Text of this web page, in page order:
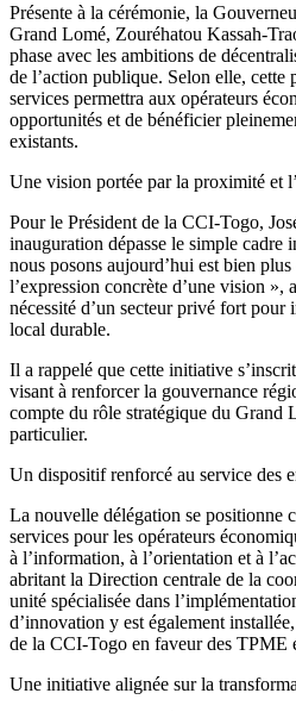
Présente à la cérémonie, la
Grand Lomé, Zouréhatou Kassah-
phase avec les ambitions de
de l’action publique. Selon elle, cette
services permettra aux opérateurs
opportunités et de bénéficier
existants.
Une vision portée par la proximité et
Pour le Président de la CCI-Togo,
inauguration dépasse le simple cadre
nous posons aujourd’hui est bien
l’expression concrète d’une vision »,
nécessité d’un secteur privé fort pour
local durable.
Il a rappelé que cette initiative
visant à renforcer la gouvernance
compte du rôle stratégique du Grand
particulier.
Un dispositif renforcé au service des
La nouvelle délégation se positionne
services pour les opérateurs
à l’information, à l’orientation et à
abritant la Direction centrale de la
unité spécialisée dans
d’innovation y est également
de la CCI-Togo en faveur des TPME
Une initiative alignée sur la